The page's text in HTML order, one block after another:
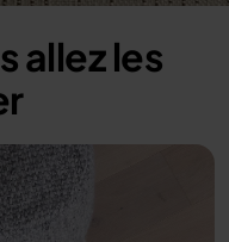
allez les